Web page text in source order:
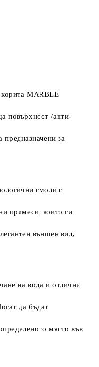
MARBLE
повърхност /анти-
предназначени за
смоли с
примеси, които ги
външен вид,
на вода и отлични
да бъдат
място във